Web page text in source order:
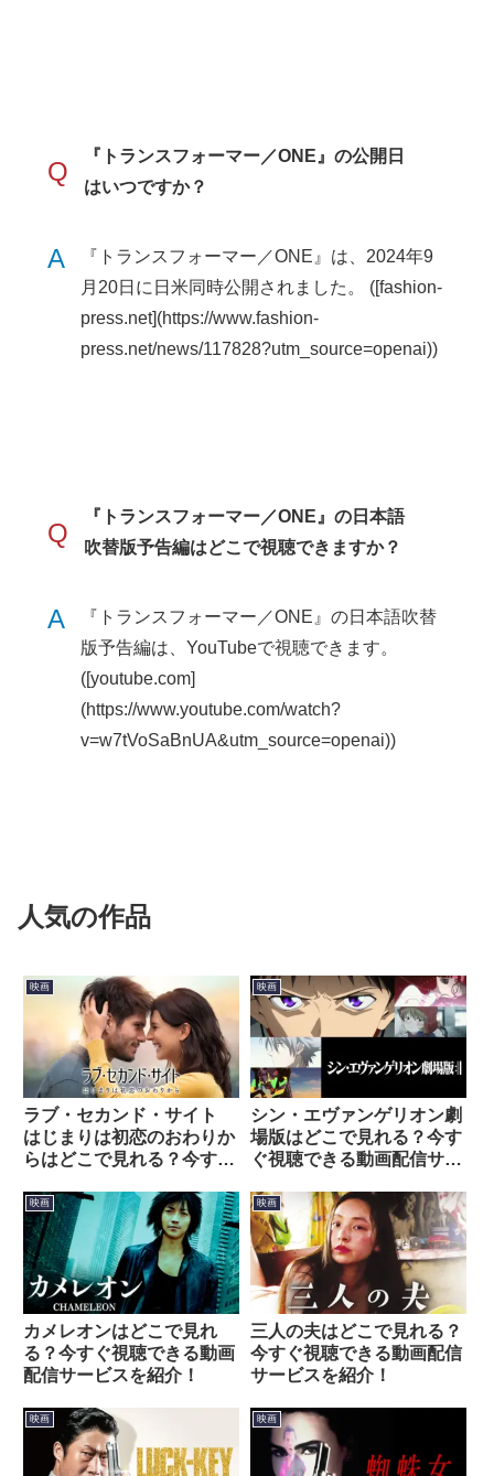
Q
『トランスフォーマー／ONE』の公開日
はいつですか？
A
『トランスフォーマー／ONE』は、2024年9
月20日に日米同時公開されました。 ([fashion-
press.net](https://www.fashion-
press.net/news/117828?utm_source=openai))
Q
『トランスフォーマー／ONE』の日本語
吹替版予告編はどこで視聴できますか？
A
『トランスフォーマー／ONE』の日本語吹替
版予告編は、YouTubeで視聴できます。
([youtube.com]
(https://www.youtube.com/watch?
v=w7tVoSaBnUA&utm_source=openai))
人気の作品
映画
ラブ・セカンド・サイト
はじまりは初恋のおわりか
らはどこで見れる？今すぐ
スを紹介！
映画
シン・エヴァンゲリオン劇
場版はどこで見れる？今す
ぐ視聴できる動画配信サー
映画
カメレオンはどこで見れ
る？今すぐ視聴できる動画
配信サービスを紹介！
映画
三人の夫はどこで見れる？
今すぐ視聴できる動画配信
サービスを紹介！
映画 映画